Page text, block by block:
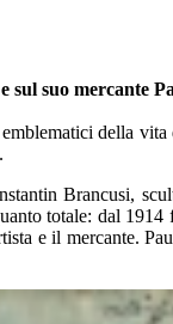
suo mercante
della
Brancusi,
totale: dal
e il mercante.